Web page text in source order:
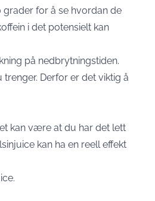
grader for å se hvordan de
i det potensielt kan
på nedbrytningstiden.
Derfor er det viktig å
kan være at du har det lett
kan ha en reell effekt